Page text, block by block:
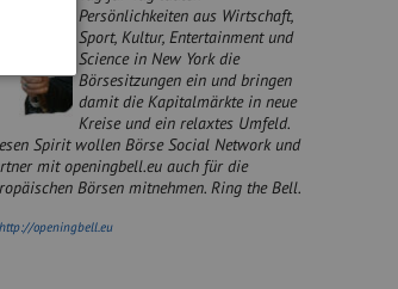
Persönlichkeiten aus Wirtschaft,
Sport, Kultur, Entertainment und
Science in New York die
Börsesitzungen ein und bringen
damit die Kapitalmärkte in neue
Kreise und ein relaxtes Umfeld.
Spirit wollen Börse Social Network und
mit openingbell.eu auch für die
Börsen mitnehmen. Ring the Bell.
http://openingbell.eu